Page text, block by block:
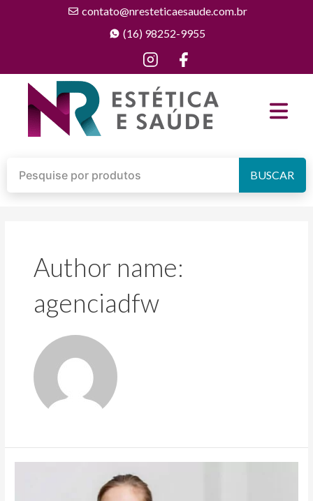
contato@nresteticaesaude.com.br
(16) 98252-9955
BUSCAR
Author name:
agenciadfw